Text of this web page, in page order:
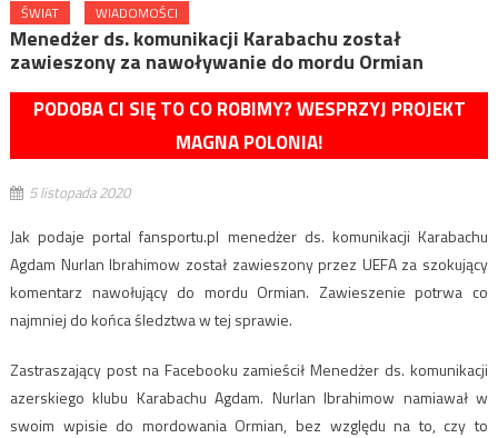
ŚWIAT WIADOMOŚCI
Menedżer ds. komunikacji Karabachu został
zawieszony za nawoływanie do mordu Ormian
PODOBA CI SIĘ TO CO ROBIMY? WESPRZYJ PROJEKT
MAGNA POLONIA!
5 listopada 2020
Jak podaje portal fansportu.pl menedżer ds. komunikacji Karabachu
Agdam Nurlan Ibrahimow został zawieszony przez UEFA za szokujący
komentarz nawołujący do mordu Ormian. Zawieszenie potrwa co
najmniej do końca śledztwa w tej sprawie.
Zastraszający post na Facebooku zamieścił Menedżer ds. komunikacji
azerskiego klubu Karabachu Agdam. Nurlan Ibrahimow namiawał w
swoim wpisie do mordowania Ormian, bez względu na to, czy to